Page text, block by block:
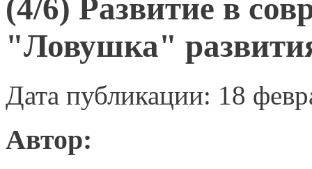
(4/6) Развитие в
"Ловушка"
Дата публикации: 18
Автор: